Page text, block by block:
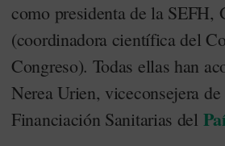
como presidenta de la SEFH,
(coordinadora científica del
Congreso). Todas ellas han
Nerea Urien, viceconsejera
Financiación Sanitarias del